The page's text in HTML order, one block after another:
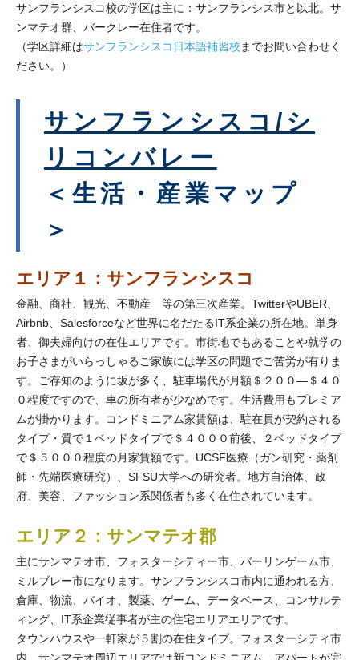
サンフランシスコ校の学区は主に：サンフランシス市と以北。サ
ンマテオ群、バークレー在住者です。
（学区詳細はサンフランシスコ日本語補習校 までお問い合わせく
ださい。）
サンフランシスコ/シ
リコンバレー
＜生活・産業マップ
＞
エリア１：サンフランシスコ
金融、商社、観光、不動産 等の第三次産業。TwitterやUBER、
Airbnb、Salesforceなど世界に名だたるIT系企業の所在地。単身
者、御夫婦向けの在住エリアです。市街地でもあることや就学の
お子さまがいらっしゃるご家族には学区の問題でご苦労が有りま
す。ご存知のように坂が多く、駐車場代が月額＄２００—＄４０
０程度ですので、車の所有者が少なめです。生活費用もプレミア
ムが掛かります。コンドミニアム家賃額は、駐在員が契約される
タイプ・質で１ベッドタイプで＄４０００前後、２ベッドタイプ
で＄５０００程度の月家賃額です。UCSF医療（ガン研究・薬剤
師・先端医療研究）、SFSU大学への研究者。地方自治体、政
府、美容、ファッション系関係者も多く在住されています。
エリア２：サンマテオ郡
主にサンマテオ市、フォスターシティー市、バーリンゲーム市、
ミルブレー市になります。サンフランシスコ市内に通われる方、
倉庫、物流、バイオ、製薬、ゲーム、データベース、コンサルテ
ィング、IT系企業従事者が主の住宅エリアエリアです。
タウンハウスや一軒家が５割の在住タイプ。フォスターシティ市